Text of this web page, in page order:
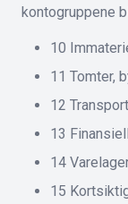
kontogruppene
10
11 Tomter,
12
13
14
15